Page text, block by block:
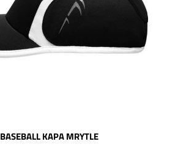
BASEBALL KAPA MRYTLE